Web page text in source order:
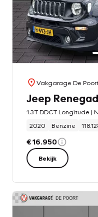
Vakgarage De
Jeep
1.3T DDCT Longitude |
2020
Benzine
€ 16.950
Bekijk